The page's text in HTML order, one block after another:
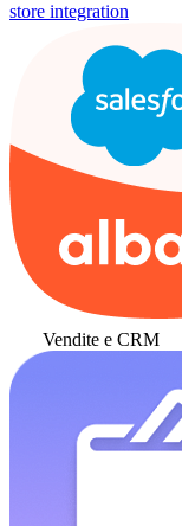
store integration
Vendite e CRM